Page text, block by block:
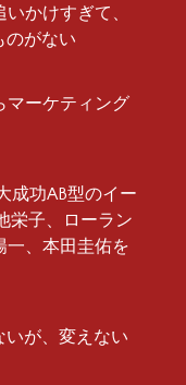
かけすぎて、
のがない
マーケティング
成功AB型のイー
栄子、ローラン
一、本田圭佑を
が、変えない